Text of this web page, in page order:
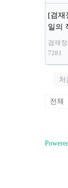
[겸재
일의
겸재
7281
처